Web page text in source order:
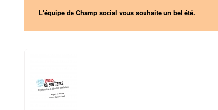
L'équipe de Champ social vous souhaite un bel été.